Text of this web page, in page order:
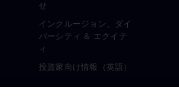
せ
インクルージョン、ダイ
バーシティ ＆ エクイテ
ィ
投資家向け情報（英語）